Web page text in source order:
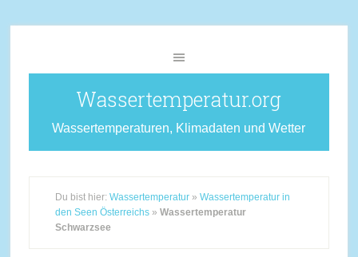
Wassertemperatur.org
Wassertemperaturen, Klimadaten und Wetter
Du bist hier: Wassertemperatur» Wassertemperatur in
den Seen Österreichs» Wassertemperatur
Schwarzsee